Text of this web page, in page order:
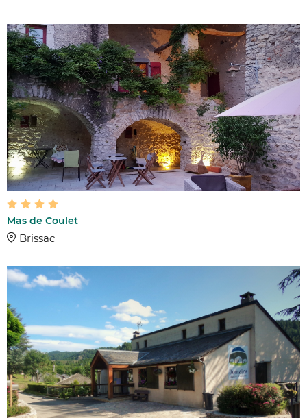
Mas de Coulet
Brissac